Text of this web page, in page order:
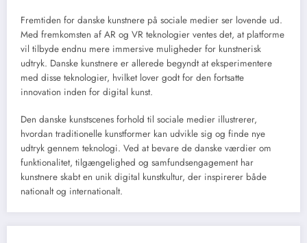
Fremtiden for danske kunstnere på sociale medier ser lovende ud.
Med fremkomsten af AR og VR teknologier ventes det, at platforme
vil tilbyde endnu mere immersive muligheder for kunstnerisk
udtryk. Danske kunstnere er allerede begyndt at eksperimentere
med disse teknologier, hvilket lover godt for den fortsatte
innovation inden for digital kunst.
Den danske kunstscenes forhold til sociale medier illustrerer,
hvordan traditionelle kunstformer kan udvikle sig og finde nye
udtryk gennem teknologi. Ved at bevare de danske værdier om
funktionalitet, tilgængelighed og samfundsengagement har
kunstnere skabt en unik digital kunstkultur, der inspirerer både
nationalt og internationalt.